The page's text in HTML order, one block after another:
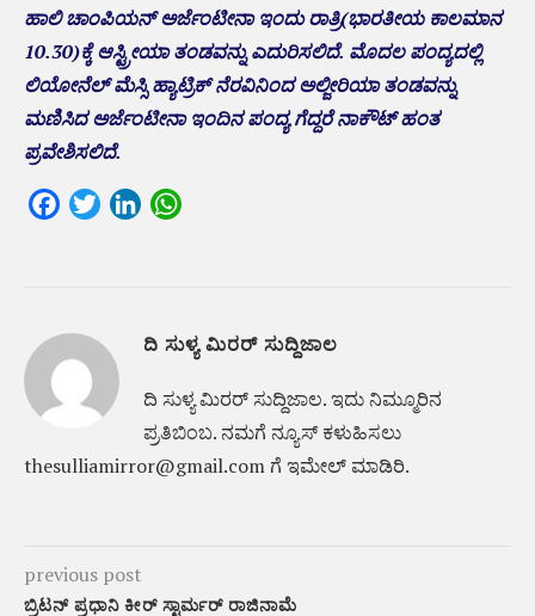
ಹಾಲಿ ಚಾಂಪಿಯನ್‌ ಅರ್ಜೆಂಟೀನಾ ಇಂದು ರಾತ್ರಿ(ಭಾರತೀಯ ಕಾಲಮಾನ
10.30)ಕ್ಕೆ ಆಸ್ಟ್ರೀಯಾ ತಂಡವನ್ನು ಎದುರಿಸಲಿದೆ. ಮೊದಲ ಪಂದ್ಯದಲ್ಲಿ
ಲಿಯೋನೆಲ್ ಮೆಸ್ಸಿ ಹ್ಯಾಟ್ರಿಕ್ ನೆರವಿನಿಂದ ಅಲ್ಜೀರಿಯಾ ತಂಡವನ್ನು‌
ಮಣಿಸಿದ ಅರ್ಜೆಂಟೀನಾ ಇಂದಿನ ಪಂದ್ಯ ಗೆದ್ದರೆ ನಾಕೌಟ್ ಹಂತ
ಪ್ರವೇಶಿಸಲಿದೆ.
FacebookTwitterLinkedIn
ದಿ ಸುಳ್ಯ ಮಿರರ್ ಸುದ್ದಿಜಾಲ
ದಿ ಸುಳ್ಯ ಮಿರರ್‌ ಸುದ್ದಿಜಾಲ. ಇದು ನಿಮ್ಮೂರಿನ
ಪ್ರತಿಬಿಂಬ. ನಮಗೆ ನ್ಯೂಸ್‌ ಕಳುಹಿಸಲು
thesulliamirror@gmail.com ಗೆ ಇಮೇಲ್ ಮಾಡಿರಿ.
previous post
ಬ್ರಿಟನ್ ಪ್ರಧಾನಿ ಕೀರ್ ಸ್ಟಾರ್ಮರ್ ರಾಜಿನಾಮೆ